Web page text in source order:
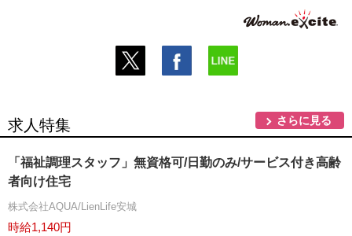
求人特集 さらに見る
「福祉調理スタッフ」無資格可/日勤のみ/サービス付き高齢
者向け住宅
株式会社AQUA/LienLife安城
時給1,140円